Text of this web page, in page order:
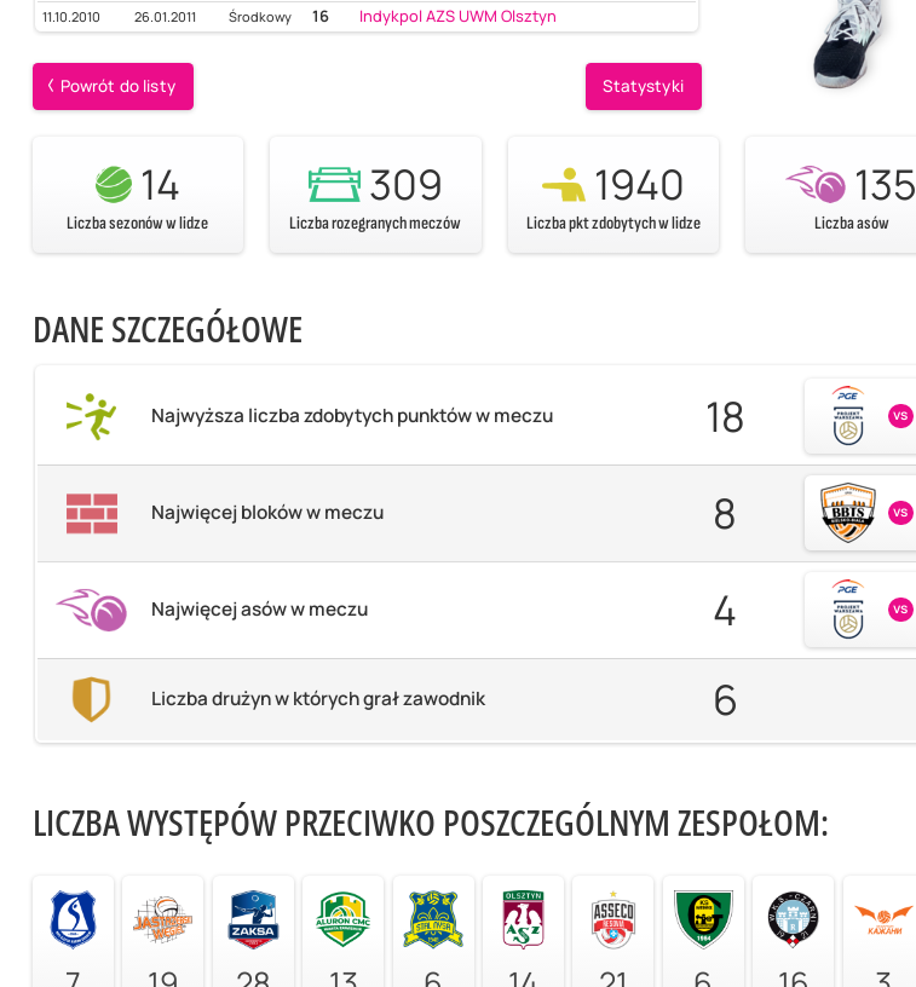
11.10.2010 26.01.2011 Środkowy 16 Indykpol AZS UWM Olsztyn
Powrót do listy Statystyki
14
Liczba sezonów w lidze
309
Liczba rozegranych meczów
1940
Liczba pkt zdobytych w lidze
135
Liczba asów
DANE SZCZEGÓŁOWE
Najwyższa liczba zdobytych punktów w meczu 18 vs
Najwięcej bloków w meczu 8 vs
Najwięcej asów w meczu 4 vs
Liczba drużyn w których grał zawodnik 6
LICZBA WYSTĘPÓW PRZECIWKO POSZCZEGÓLNYM ZESPOŁOM: